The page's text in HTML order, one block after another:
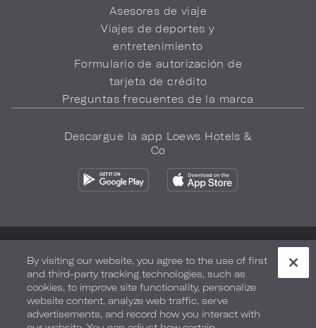
Asesores de viaje
Viajes de deportes y
entretenimiento
Formulario de autorización de
tarjeta de crédito
Preguntas frecuentes de la marca
Descargue la app Loews Hotels &
Co
Seguridad y bienestar Términos de Uso Accesibilidad
Mapa del sitio Sus opciones de privacidad
By visiting our website, you agree to the use of first
and third-party tracking technologies, such as
cookies, to improve site functionality, personalize
website content, analyze web traffic, serve
advertisements, and record how you interact with